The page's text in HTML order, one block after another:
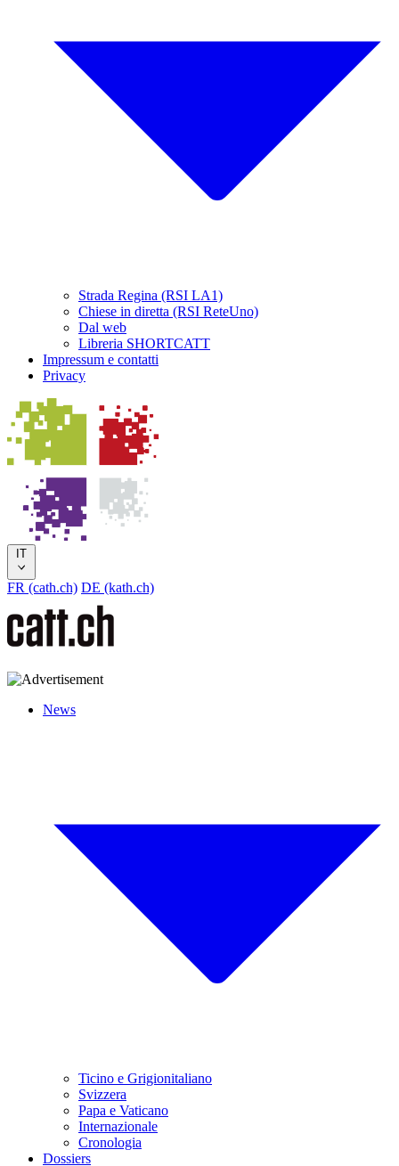
Strada Regina (RSI LA1)
Chiese in diretta (RSI ReteUno)
Dal web
Libreria SHORTCATT
Impressum e contatti
Privacy
IT
FR (cath.ch) DE (kath.ch)
News
Ticino e Grigionitaliano
Svizzera
Papa e Vaticano
Internazionale
Cronologia
Dossiers